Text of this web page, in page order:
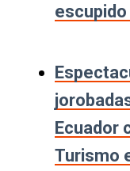
Ecuador
Turismo